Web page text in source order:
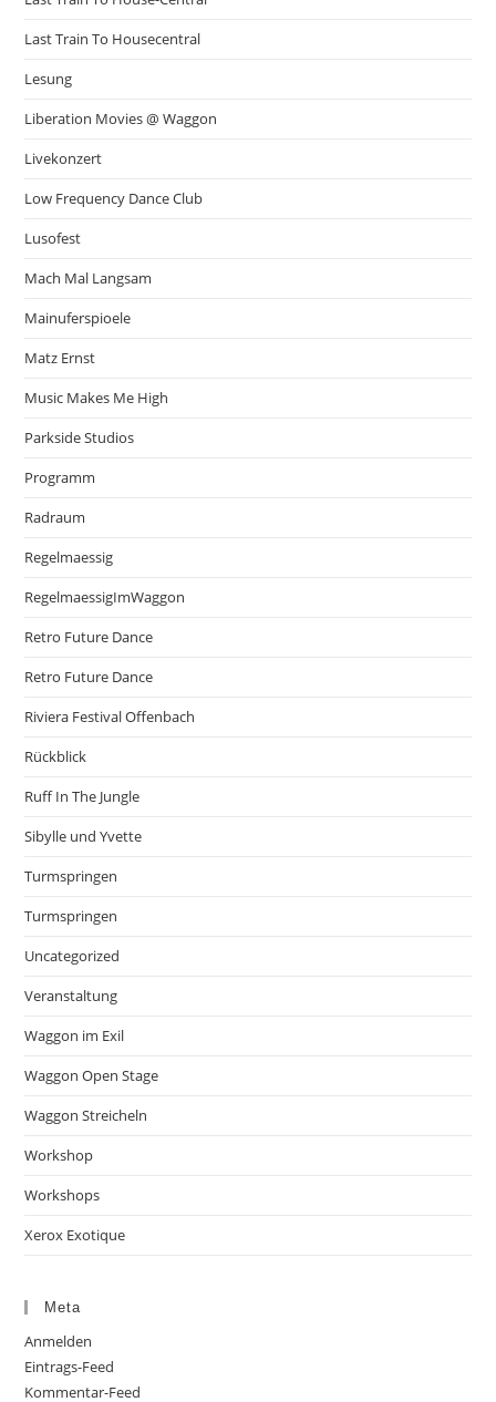
Last Train To Housecentral
Lesung
Liberation Movies @ Waggon
Livekonzert
Low Frequency Dance Club
Lusofest
Mach Mal Langsam
Mainuferspioele
Matz Ernst
Music Makes Me High
Parkside Studios
Programm
Radraum
Regelmaessig
RegelmaessigImWaggon
Retro Future Dance
Retro Future Dance
Riviera Festival Offenbach
Rückblick
Ruff In The Jungle
Sibylle und Yvette
Turmspringen
Turmspringen
Uncategorized
Veranstaltung
Waggon im Exil
Waggon Open Stage
Waggon Streicheln
Workshop
Workshops
Xerox Exotique
Meta
Anmelden
Eintrags-Feed
Kommentar-Feed